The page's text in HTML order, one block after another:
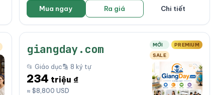
Mua ngay Ra giá Chi tiết
giangday.com MỚI
PREMIUM
SALE
📂 Giáo dục🔡 8 ký tự
234 triệu ₫
≈ $8,800 USD